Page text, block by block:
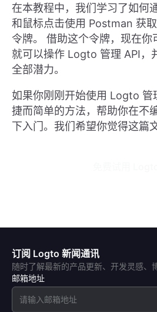
在本教程中，我们学习了如何
和鼠标点击使用 Postman 获
令牌。 借助这个令牌，现在你
就可以操作 Logto 管理 API，
全部潜力。
如果你刚刚开始使用 Logto 管
捷而简单的方法，帮助你在不
下入门。我们希望你觉得这篇
订阅 Logto 新闻通讯
随时了解最新的产品更新、开发灵感、
邮箱地址